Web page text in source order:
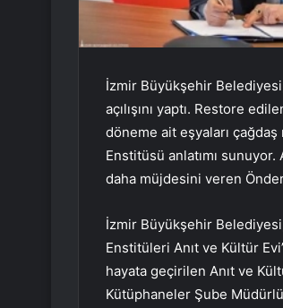
İzmir Büyükşehir Belediyesi,
açılışını yaptı. Restore
döneme ait eşyaları
Enstitüsü anlatımı sunuyor.
daha müjdesini veren
İzmir Büyükşehir
Enstitüleri Anıt ve Kültür
hayata geçirilen Anıt ve
Kütüphaneler Şube